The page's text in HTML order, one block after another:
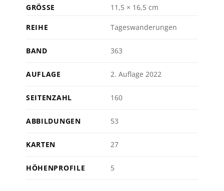
GRÖSSE
11,5 × 16,5 cm
REIHE Tageswanderungen
BAND 363
AUFLAGE 2. Auflage 2022
SEITENZAHL 160
ABBILDUNGEN 53
KARTEN 27
HÖHENPROFILE 5